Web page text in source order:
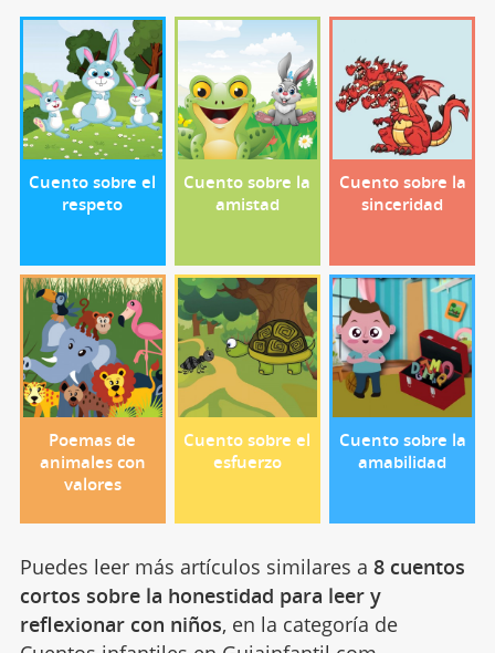
Cuento sobre el
respeto
Cuento sobre la
amistad
Cuento sobre la
sinceridad
Poemas de
animales con
valores
Cuento sobre el
esfuerzo
Cuento sobre la
amabilidad
Puedes leer más artículos similares a 8 cuentos
cortos sobre la honestidad para leer y
reflexionar con niños, en la categoría de